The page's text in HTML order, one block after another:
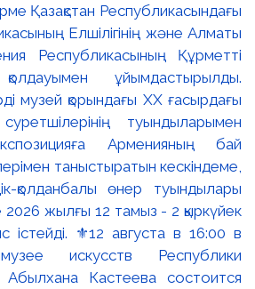
Қазақстан Республикасындағы
Елшілігінің және Алматы
Республикасының Құрметті
ұйымдастырылды.
музей қорындағы ХХ ғасырдағы
туындыларымен
Арменияның бай
таныстыратын кескіндеме,
қолданбалы өнер туындылары
2026 жылғы 12 тамыз - 2 қыркүйек
істейді. ⚜️12 августа в 16:00 в
искусств Республики
Абылхана Кастеева состоится